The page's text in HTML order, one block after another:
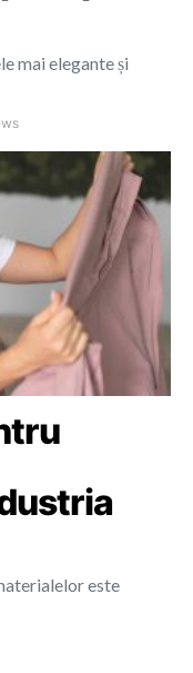
mai elegante și
este